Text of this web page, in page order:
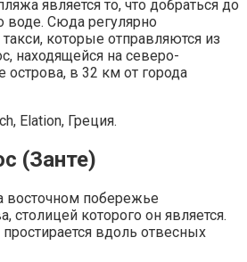
является то, что добраться до
воде. Сюда регулярно
которые отправляются из
находящейся на северо-
в 32 км от города
Elation, Греция.
(Занте)
восточном побережье
столицей которого он является.
вдоль отвесных